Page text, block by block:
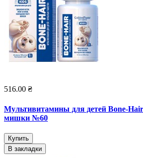
516.00 ₴
Мультивитамины для детей Bone-
мишки №60
Купить
В закладки